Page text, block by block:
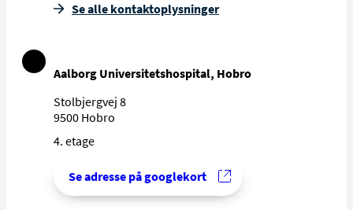
Se alle kontakt­oplysninger
Aalborg Universitetshospital, Hobro
Stolbjergvej 8
9500 Hobro
4. etage
Se adresse på googlekort